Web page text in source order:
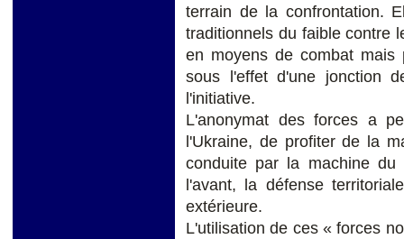
terrain de la confrontation.
traditionnels du faible contre
en moyens de combat mais
sous l'effet d'une jonction
l'initiative.
L'anonymat des forces a
l'Ukraine, de profiter de la
conduite par la machine
l'avant, la défense
extérieure.
L'utilisation de ces « forces